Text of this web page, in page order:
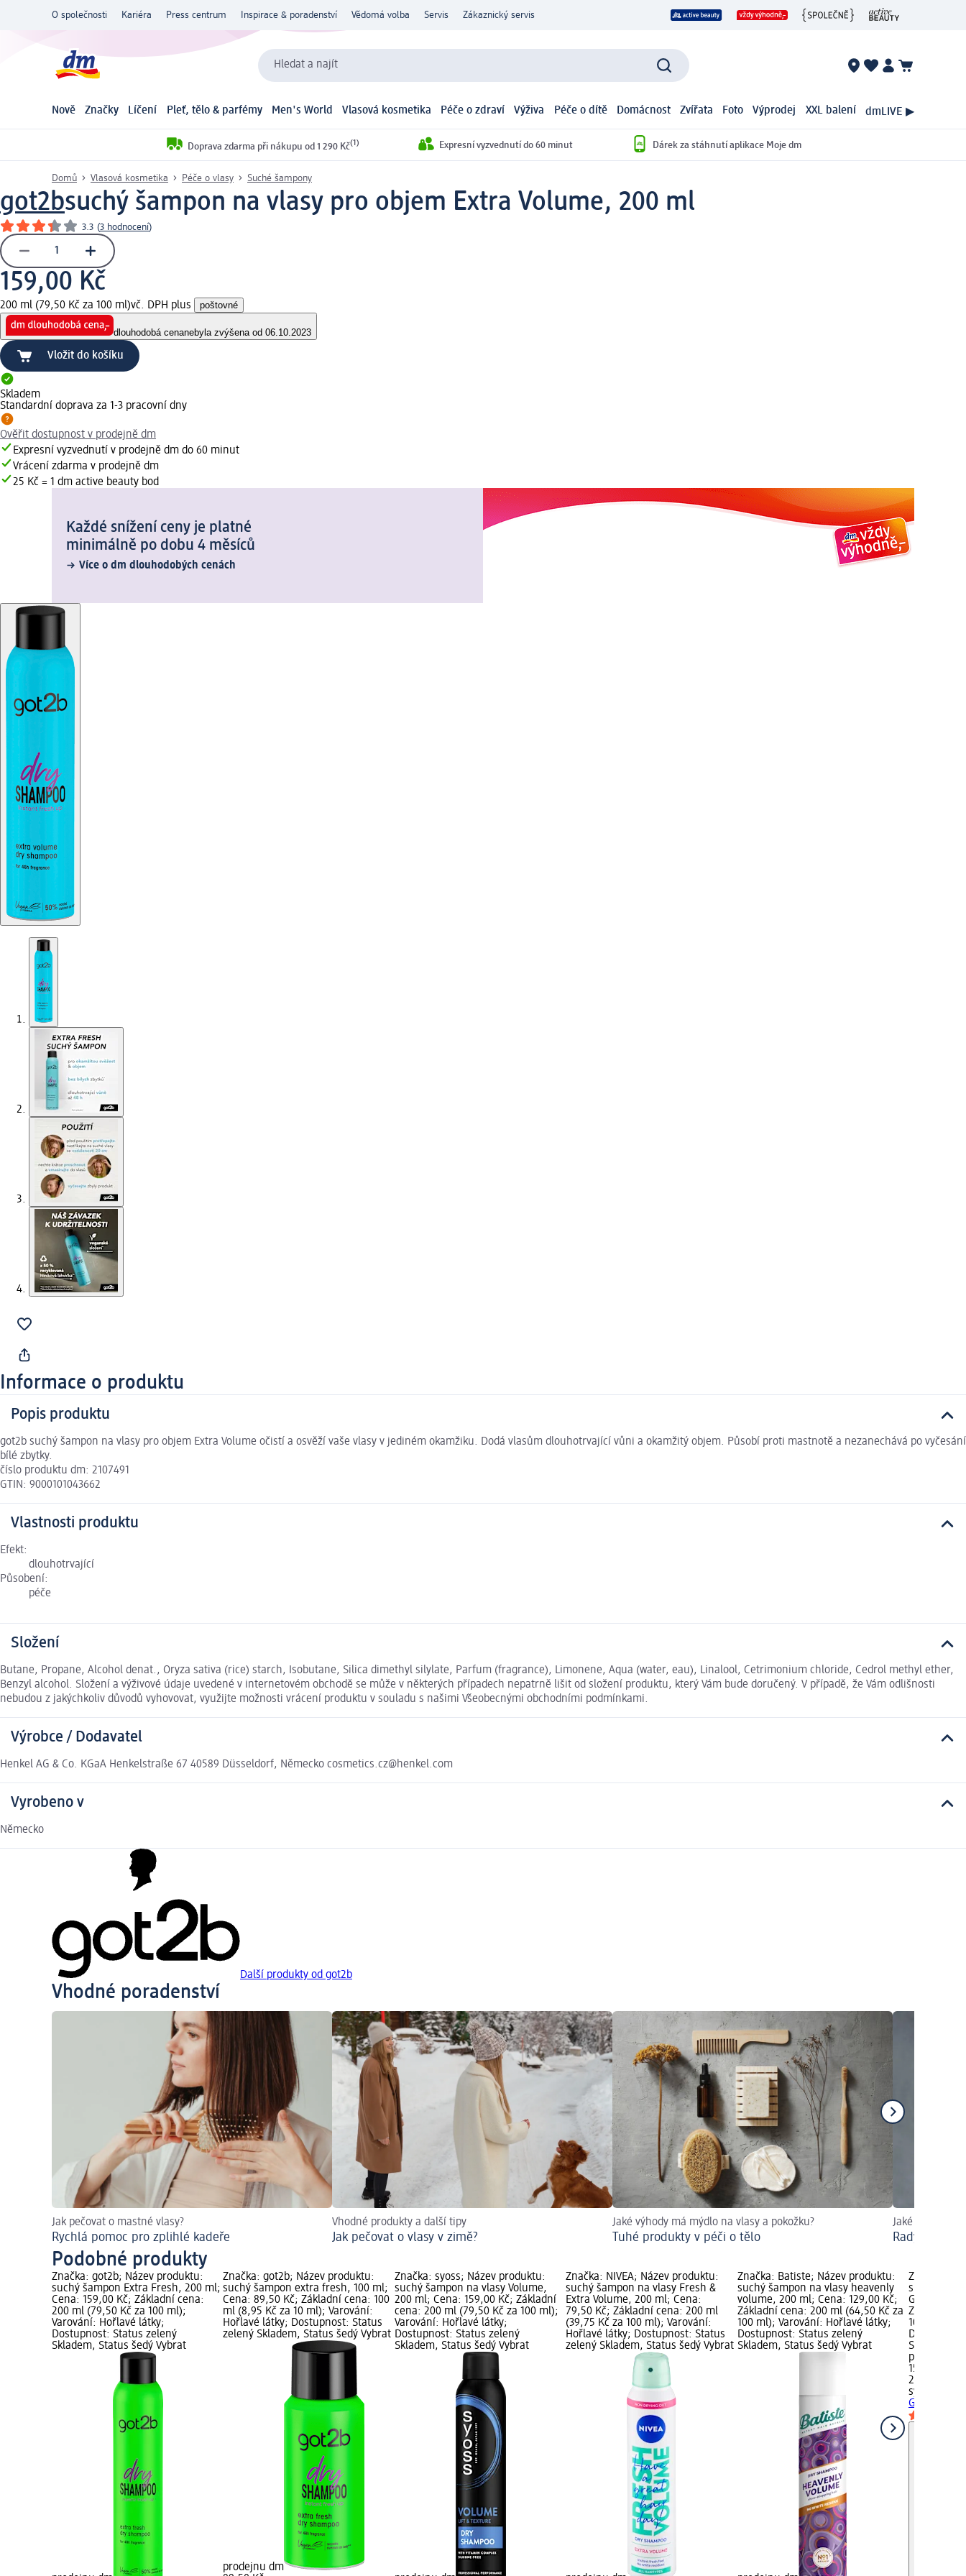
O společnosti Kariéra Press centrum Inspirace & poradenství Vědomá volba Servis Zákaznický servis
Hledat a najít
Nově Značky Líčení Pleť, tělo & parfémy Men's World Vlasová kosmetika Péče o zdraví Výživa Péče o dítě Domácnost Zvířata Foto Výprodej XXL balení dmLIVE ▶
Doprava zdarma při nákupu od 1 290 Kč(1) Expresní vyzvednutí do 60 minut Dárek za stáhnutí aplikace Moje dm
Domů Vlasová kosmetika Péče o vlasy Suché šampony
got2bsuchý šampon na vlasy pro objem Extra Volume, 200 ml
3.3 (3 hodnocení)
159,00 Kč
200 ml (79,50 Kč za 100 ml)vč. DPH plus poštovné
dlouhodobá cenanebyla zvýšena od 06.10.2023
Vložit do košíku
Skladem
Standardní doprava za 1-3 pracovní dny
Ověřit dostupnost v prodejně dm
Expresní vyzvednutí v prodejně dm do 60 minut
Vrácení zdarma v prodejně dm
25 Kč = 1 dm active beauty bod
Každé snížení ceny je platné
minimálně po dobu 4 měsíců
Více o dm dlouhodobých cenách
Informace o produktu
Popis produktu
got2b suchý šampon na vlasy pro objem Extra Volume očistí a osvěží vaše vlasy v jediném okamžiku. Dodá vlasům dlouhotrvající vůni a okamžitý objem. Působí proti mastnotě a nezanechává po vyčesání
bílé zbytky.
číslo produktu dm: 2107491
GTIN: 9000101043662
Vlastnosti produktu
Efekt:
dlouhotrvající
Působení:
péče
Složení
Butane, Propane, Alcohol denat., Oryza sativa (rice) starch, Isobutane, Silica dimethyl silylate, Parfum (fragrance), Limonene, Aqua (water, eau), Linalool, Cetrimonium chloride, Cedrol methyl ether,
Benzyl alcohol. Složení a výživové údaje uvedené v internetovém obchodě se může v některých případech nepatrně lišit od složení produktu, který Vám bude doručený. V případě, že Vám odlišnosti
nebudou z jakýchkoliv důvodů vyhovovat, využijte možnosti vrácení produktu v souladu s našimi Všeobecnými obchodními podmínkami.
Výrobce / Dodavatel
Henkel AG & Co. KGaA Henkelstraße 67 40589 Düsseldorf, Německo cosmetics.cz@henkel.com
Vyrobeno v
Německo
Další produkty od got2b
Vhodné poradenství
Jak pečovat o mastné vlasy?
Rychlá pomoc pro zplihlé kadeře
Vhodné produkty a další tipy
Jak pečovat o vlasy v zimě?
Jaké výhody má mýdlo na vlasy a pokožku?
Tuhé produkty v péči o tělo
Jaké mýty o
Rady pro
Podobné produkty
Značka: got2b; Název produktu:
suchý šampon Extra Fresh, 200 ml;
Cena: 159,00 Kč; Základní cena:
200 ml (79,50 Kč za 100 ml);
Varování: Hořlavé látky;
Dostupnost: Status zelený
Skladem, Status šedý Vybrat
Značka: got2b; Název produktu:
suchý šampon extra fresh, 100 ml;
Cena: 89,50 Kč; Základní cena: 100
ml (8,95 Kč za 10 ml); Varování:
Hořlavé látky; Dostupnost: Status
zelený Skladem, Status šedý Vybrat
prodejnu dm
Značka: syoss; Název produktu:
suchý šampon na vlasy Volume,
200 ml; Cena: 159,00 Kč; Základní
cena: 200 ml (79,50 Kč za 100 ml);
Varování: Hořlavé látky;
Dostupnost: Status zelený
Skladem, Status šedý Vybrat
Značka: NIVEA; Název produktu:
suchý šampon na vlasy Fresh &
Extra Volume, 200 ml; Cena:
79,50 Kč; Základní cena: 200 ml
(39,75 Kč za 100 ml); Varování:
Hořlavé látky; Dostupnost: Status
zelený Skladem, Status šedý Vybrat
Značka: Batiste; Název produktu:
suchý šampon na vlasy heavenly
volume, 200 ml; Cena: 129,00 Kč;
Základní cena: 200 ml (64,50 Kč za
100 ml); Varování: Hořlavé látky;
Dostupnost: Status zelený
Skladem, Status šedý Vybrat
Značka:
suchý
Grease,
Základní
100 ml);
Skladem,
prodejnu
159,00 Kč
200 ml
syoss
Grease,